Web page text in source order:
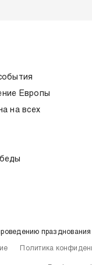
Европы
на всех
Политика